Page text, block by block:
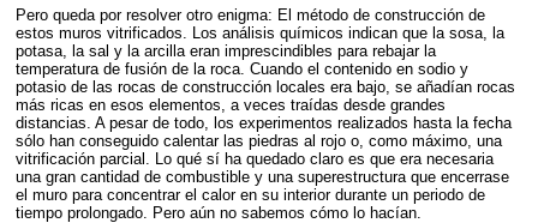
Pero queda por resolver otro enigma: El método de construcción de
estos muros vitrificados. Los análisis químicos indican que la sosa, la
potasa, la sal y la arcilla eran imprescindibles para rebajar la
temperatura de fusión de la roca. Cuando el contenido en sodio y
potasio de las rocas de construcción locales era bajo, se añadían rocas
más ricas en esos elementos, a veces traídas desde grandes
distancias. A pesar de todo, los experimentos realizados hasta la fecha
sólo han conseguido calentar las piedras al rojo o, como máximo, una
vitrificación parcial. Lo qué sí ha quedado claro es que era necesaria
una gran cantidad de combustible y una superestructura que encerrase
el muro para concentrar el calor en su interior durante un periodo de
tiempo prolongado. Pero aún no sabemos cómo lo hacían.